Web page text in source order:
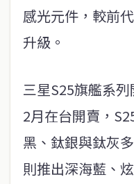
感光元件，較前
升級。
三星S25旗艦系
2月在台開賣，
黑、鈦銀與鈦灰
則推出深海藍、